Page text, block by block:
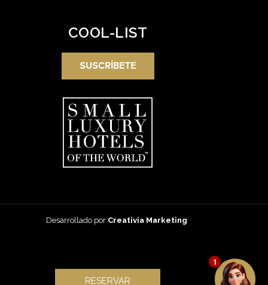
COOL-LIST
SUSCRÍBETE
RESERVAR
Desarrollado por Creativia Marketing
1